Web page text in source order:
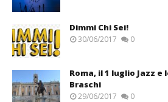
Dimmi Chi Sei!
30/06/2017 0
Roma, il 1 luglio Jazz
Braschi
29/06/2017 0